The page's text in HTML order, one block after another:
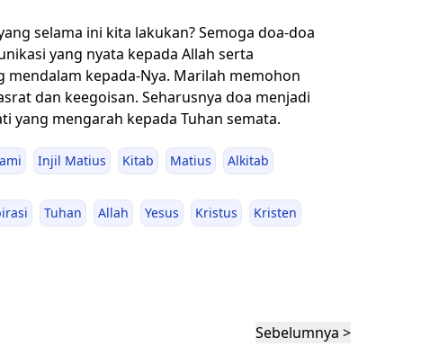
selama ini kita lakukan? Semoga doa-doa
yang nyata kepada Allah serta
kepada-Nya. Marilah memohon
dan keegoisan. Seharusnya doa menjadi
yang mengarah kepada Tuhan semata.
Injil Matius Kitab Matius Alkitab
Tuhan Allah Yesus Kristus Kristen
Sebelumnya >